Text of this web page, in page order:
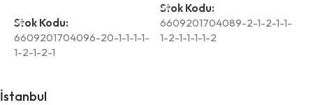
Stok Kodu:
6609201704096-20-1-1-1-1-
1-2-1-2-1
Stok Kodu:
6609201704089-2-1-2-1-1-
1-2-1-1-1-1-2
İstanbul